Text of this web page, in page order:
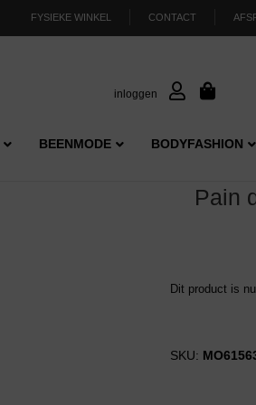
FYSIEKE WINKEL CONTACT
inloggen
BEENMODE BODYFASHION
Pain
Dit product is
SKU: